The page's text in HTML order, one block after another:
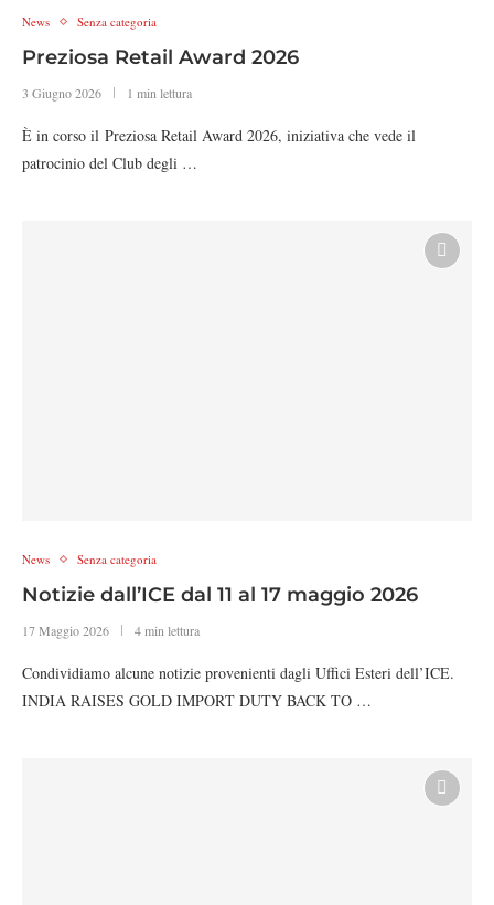
News Senza categoria
Preziosa Retail Award 2026
3 Giugno 2026 1 min lettura
È in corso il Preziosa Retail Award 2026, iniziativa che vede il
patrocinio del Club degli …
News Senza categoria
Notizie dall’ICE dal 11 al 17 maggio 2026
17 Maggio 2026 4 min lettura
Condividiamo alcune notizie provenienti dagli Uffici Esteri dell’ICE.
INDIA RAISES GOLD IMPORT DUTY BACK TO …